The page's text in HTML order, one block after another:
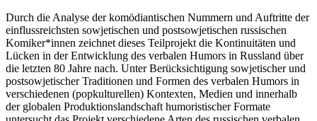
Durch die Analyse der komödiantischen Nummern und Auftritte der
einflussreichsten sowjetischen und postsowjetischen russischen
Komiker*innen zeichnet dieses Teilprojekt die Kontinuitäten und
Lücken in der Entwicklung des verbalen Humors in Russland über
die letzten 80 Jahre nach. Unter Berücksichtigung sowjetischer und
postsowjetischer Traditionen und Formen des verbalen Humors in
verschiedenen (popkulturellen) Kontexten, Medien und innerhalb
der globalen Produktionslandschaft humoristischer Formate